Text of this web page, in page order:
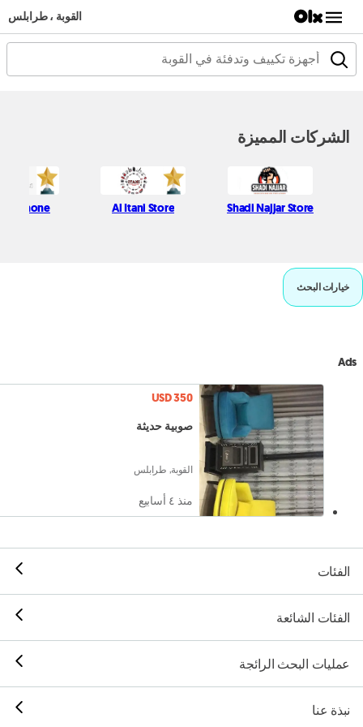
القوبة ، طرابلس
الشركات المميزة
Shadi Najjar Store
Al Itani Store
Phone
خيارات البحث
Ads
USD 350
صوبية حديثة
القوبة, طرابلس
منذ ٤ أسابيع
الفئات
الفئات الشائعة
عمليات البحث الرائجة
نبذة عنا